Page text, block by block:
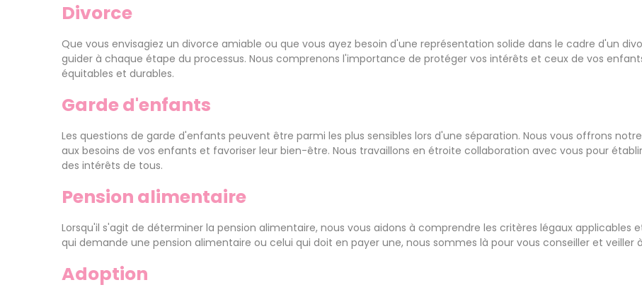
Divorce
Que vous envisagiez un divorce amiable ou que vous ayez besoin d'une représentation solide dans le cadre d'un
guider à chaque étape du processus. Nous comprenons l'importance de protéger vos intérêts et ceux de vos
équitables et durables.
Garde d'enfants
Les questions de garde d'enfants peuvent être parmi les plus sensibles lors d'une séparation. Nous vous offrons
aux besoins de vos enfants et favoriser leur bien-être. Nous travaillons en étroite collaboration avec vous pour
des intérêts de tous.
Pension alimentaire
Lorsqu'il s'agit de déterminer la pension alimentaire, nous vous aidons à comprendre les critères légaux applicables
qui demande une pension alimentaire ou celui qui doit en payer une, nous sommes là pour vous conseiller et
Adoption